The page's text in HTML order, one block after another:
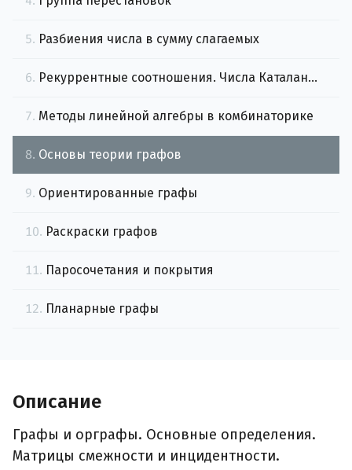
5. Разбиения числа в сумму слагаемых
6. Рекуррентные соотношения. Числа Каталана и числа Белла
7. Методы линейной алгебры в комбинаторике
8. Основы теории графов
9. Ориентированные графы
10. Раскраски графов
11. Паросочетания и покрытия
12. Планарные графы
Описание
Графы и орграфы. Основные определения.
Матрицы смежности и инцидентности.